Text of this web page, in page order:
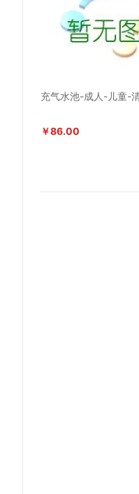
充气水池-成人-儿童-
￥86.00